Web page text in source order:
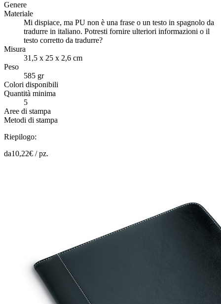
Genere
Materiale
Mi dispiace, ma PU non è una frase o un testo in spagnolo da
tradurre in italiano. Potresti fornire ulteriori informazioni o il
testo corretto da tradurre?
Misura
31,5 x 25 x 2,6 cm
Peso
585 gr
Colori disponibili
Quantità minima
5
Aree di stampa
Metodi di stampa
Riepilogo:
da10,22€ /pz.